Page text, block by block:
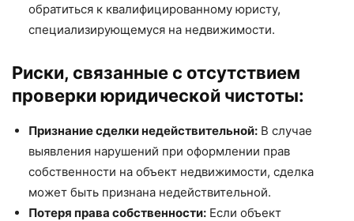
обратиться к квалифицированному юристу,
специализирующемуся на недвижимости.
Риски, связанные с отсутствием
проверки юридической чистоты:
Признание сделки недействительной: В случае
выявления нарушений при оформлении прав
собственности на объект недвижимости, сделка
может быть признана недействительной.
Потеря права собственности: Если объект